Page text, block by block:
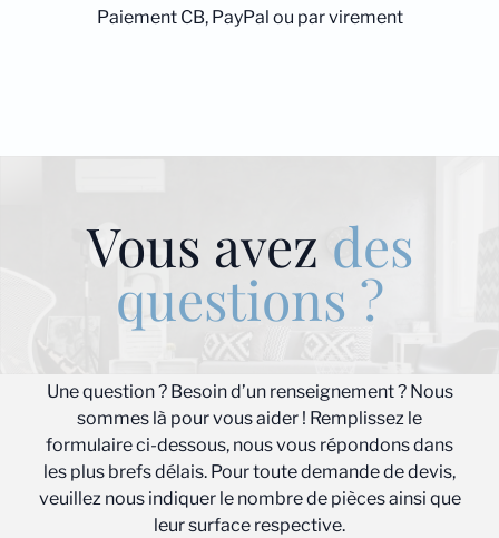
Paiement CB, PayPal ou par virement
Vous avez des
questions ?
Une question ? Besoin d’un renseignement ? Nous
sommes là pour vous aider ! Remplissez le
formulaire ci-dessous, nous vous répondons dans
les plus brefs délais. Pour toute demande de devis,
veuillez nous indiquer le nombre de pièces ainsi que
leur surface respective.